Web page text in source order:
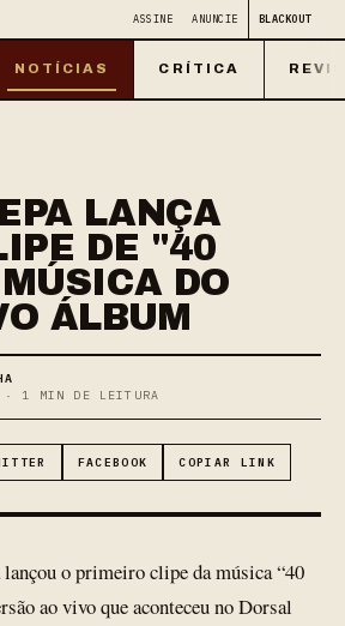
ASSINE ANUNCIE BLACKOUT
NOTÍCIAS CRÍTICA
LANÇA
DE "40
DO
ÁLBUM
1 MIN DE LEITURA
FACEBOOK COPIAR LINK
lançou o primeiro clipe da música “40
ao vivo que aconteceu no Dorsal